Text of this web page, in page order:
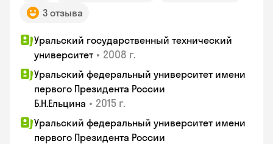
3 отзыва
Уральский государственный технический
университет • 2008 г.
Уральский федеральный университет имени
первого Президента России
Б.Н.Ельцина • 2015 г.
Уральский федеральный университет имени
первого Президента России